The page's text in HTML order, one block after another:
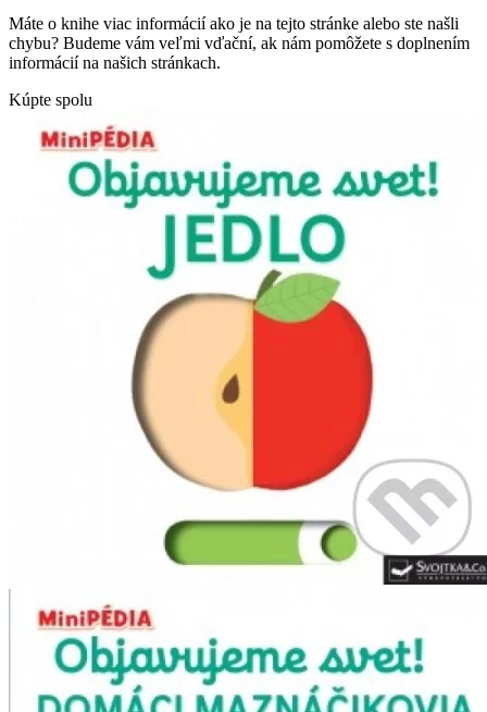
Máte o knihe viac informácií ako je na tejto stránke alebo ste našli
chybu? Budeme vám veľmi vďační, ak nám pomôžete s doplnením
informácií na našich stránkach.
Kúpte spolu